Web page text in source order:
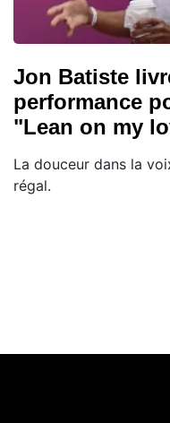
Jon Batiste
performance
"Lean on my
La douceur dans la
régal.